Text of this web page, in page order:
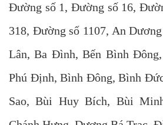
Đường số 1, Đường số 16,
318, Đường số 1107, An
Lân, Ba Đình, Bến Bình
Phú Định, Bình Đông, Bình
Sao, Bùi Huy Bích, Bùi